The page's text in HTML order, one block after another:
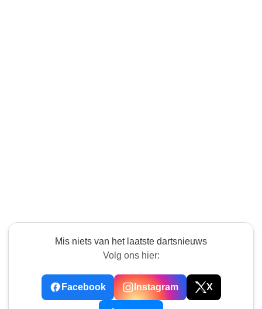
Mis niets van het laatste dartsnieuws
Volg ons hier:
Facebook Instagram X